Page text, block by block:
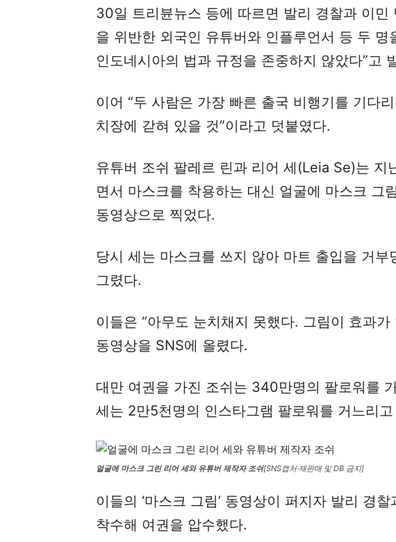
30일 트리뷴뉴스 등에 따르면 발리 경찰과 이민
을 위반한 외국인 유튜버와 인플루언서 등 두 명
인도네시아의 법과 규정을 존중하지 않았다”고
이어 “두 사람은 가장 빠른 출국 비행기를 기다
치장에 갇혀 있을 것”이라고 덧붙였다.
유튜버 조쉬 팔레르 린과 리어 세(Leia Se)는 지
면서 마스크를 착용하는 대신 얼굴에 마스크 그
동영상으로 찍었다.
당시 세는 마스크를 쓰지 않아 마트 출입을 거
그렸다.
이들은 “아무도 눈치채지 못했다. 그림이 효과
동영상을 SNS에 올렸다.
대만 여권을 가진 조쉬는 340만명의 팔로워를
세는 2만5천명의 인스타그램 팔로워를 거느리고
얼굴에 마스크 그린 리어 세와 유튜버 제작자 조쉬[SNS캡처·재판매 및 DB 금지]
이들의 ‘마스크 그림’ 동영상이 퍼지자 발리 경
착수해 여권을 압수했다.